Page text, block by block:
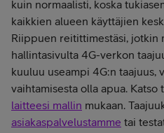
kuin normaalisti, koska
kaikkien alueen käyttäjien
Riippuen reitittimestäsi, jotkin
hallintasivulta 4G-verkon
kuuluu useampi 4G:n taajuus,
vaihtamisesta olla apua. Katso
laitteesi mallin mukaan.
asiakaspalvelustamme tai